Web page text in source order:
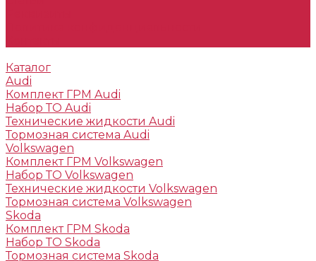
Каталог
Audi
Комплект ГРМ Audi
Набор ТО Audi
Технические жидкости Audi
Тормозная система Audi
Volkswagen
Комплект ГРМ Volkswagen
Набор ТО Volkswagen
Технические жидкости Volkswagen
Тормозная система Volkswagen
Skoda
Комплект ГРМ Skoda
Набор ТО Skoda
Тормозная система Skoda